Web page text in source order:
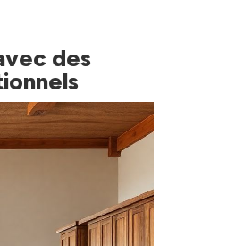
des